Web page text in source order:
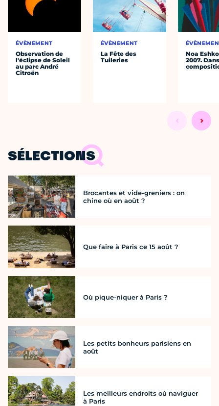
ÉVÈNEMENT
Observation de
l'éclipse de Soleil
au parc André
Citroën
ÉVÈNEMENT
La Fête des
Tuileries
Noa
2007.
SÉLECTIONS
Brocantes et vide-greniers : on
chine où en août ?
Que faire à Paris ce 15 août ?
Où pique-niquer à Paris ?
Les petits bonheurs parisiens en
août
Les meilleurs endroits où naviguer
à Paris